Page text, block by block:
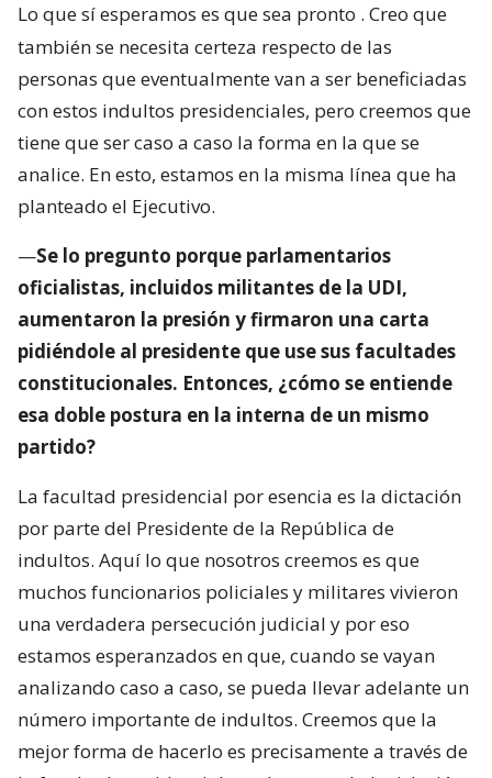
Lo que sí esperamos es que sea pronto . Creo que
también se necesita certeza respecto de las
personas que eventualmente van a ser beneficiadas
con estos indultos presidenciales, pero creemos que
tiene que ser caso a caso la forma en la que se
analice. En esto, estamos en la misma línea que ha
planteado el Ejecutivo.
—Se lo pregunto porque parlamentarios
oficialistas, incluidos militantes de la UDI,
aumentaron la presión y firmaron una carta
pidiéndole al presidente que use sus facultades
constitucionales. Entonces, ¿cómo se entiende
esa doble postura en la interna de un mismo
partido?
La facultad presidencial por esencia es la dictación
por parte del Presidente de la República de
indultos. Aquí lo que nosotros creemos es que
muchos funcionarios policiales y militares vivieron
una verdadera persecución judicial y por eso
estamos esperanzados en que, cuando se vayan
analizando caso a caso, se pueda llevar adelante un
número importante de indultos. Creemos que la
mejor forma de hacerlo es precisamente a través de